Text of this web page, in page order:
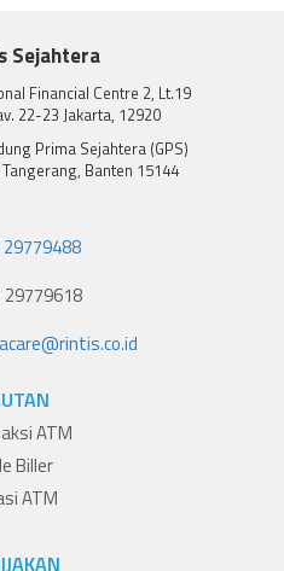
Sejahtera
Financial Centre 2, Lt.19
22-23 Jakarta, 12920
Prima Sejahtera (GPS)
Tangerang, Banten 15144
29779618
ATM
Biller
ATM